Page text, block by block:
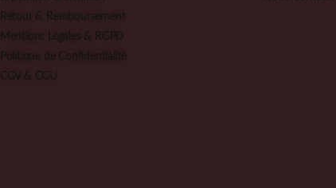
Retour & Remboursement
Mentions Légales & RGPD
Politique de Confidentialité
CGV & CGU